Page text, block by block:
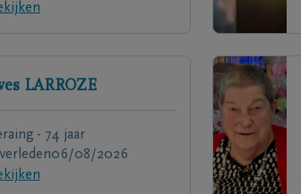
LARROZE
- 74 jaar
06/08/2026